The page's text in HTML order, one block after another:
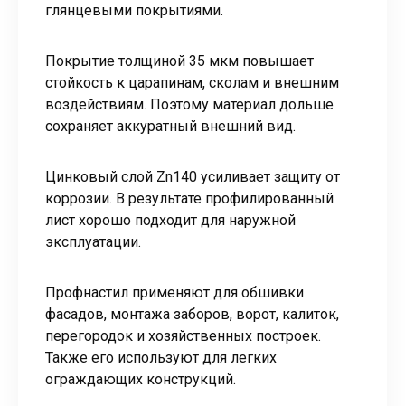
глянцевыми покрытиями.
Покрытие толщиной 35 мкм повышает
стойкость к царапинам, сколам и внешним
воздействиям. Поэтому материал дольше
сохраняет аккуратный внешний вид.
Цинковый слой Zn140 усиливает защиту от
коррозии. В результате профилированный
лист хорошо подходит для наружной
эксплуатации.
Профнастил применяют для обшивки
фасадов, монтажа заборов, ворот, калиток,
перегородок и хозяйственных построек.
Также его используют для легких
ограждающих конструкций.